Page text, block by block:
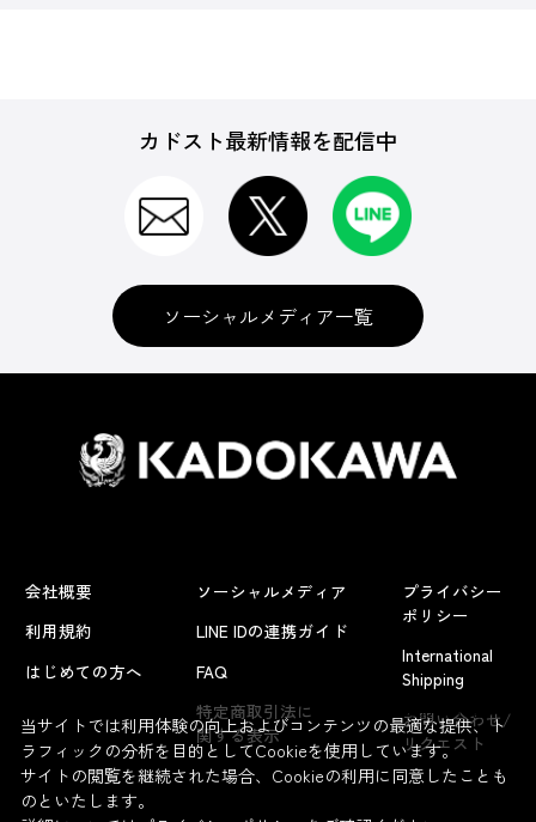
よくあるお問い合わせ
カドスト最新情報を配信中
ソーシャルメディア一覧
会社概要
利用規約
はじめての方へ
ソーシャルメディア
LINE IDの連携ガイド
FAQ
特定商取引法に
関する表示
プライバシー
ポリシー
International
Shipping
お問い合わせ/
リクエスト
当サイトでは利用体験の向上およびコンテンツの最適な提供、ト
ラフィックの分析を目的としてCookieを使用しています。
サイトの閲覧を継続された場合、Cookieの利用に同意したことも
のといたします。